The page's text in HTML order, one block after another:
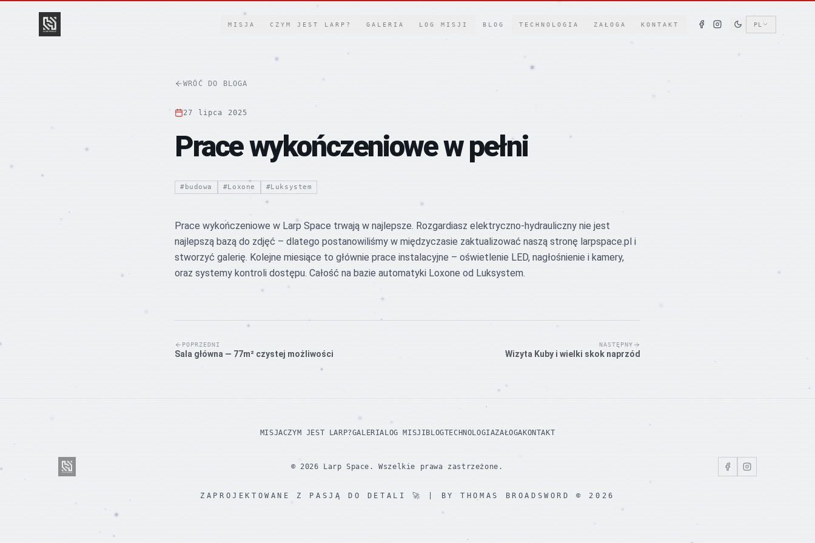
MISJA CZYM JEST LARP? GALERIA LOG MISJI BLOG TECHNOLOGIA ZAŁOGA KONTAKT PL
WRÓĆ DO BLOGA
27 lipca 2025
Prace wykończeniowe w pełni
# budowa #Loxone #Luksystem
Prace wykończeniowe w Larp Space trwają w najlepsze. Rozgardiasz elektryczno-hydrauliczny nie jest
najlepszą bazą do zdjęć – dlatego postanowiliśmy w międzyczasie zaktualizować naszą stronę larpspace.pl i
stworzyć galerię. Kolejne miesiące to głównie prace instalacyjne – oświetlenie LED, nagłośnienie i kamery,
oraz systemy kontroli dostępu. Całość na bazie automatyki Loxone od Luksystem.
POPRZEDNI
Sala główna — 77m² czystej możliwości
NASTĘPNY
Wizyta Kuby i wielki skok naprzód
MISJACZYM JEST LARP?GALERIA LOG MISJI BLOGTECHNOLOGIAZAŁOGA KONTAKT
© 2026 Larp Space.Wszelkie prawa zastrzeżone.
ZAPROJEKTOWANE Z PASJĄ DO DETALI 🚀 | BY THOMAS BROADSWORD © 2026